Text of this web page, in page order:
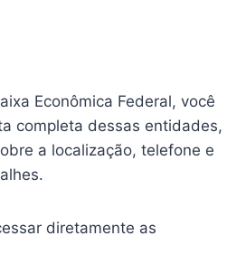
Econômica Federal, você
completa dessas entidades,
a localização, telefone e
diretamente as